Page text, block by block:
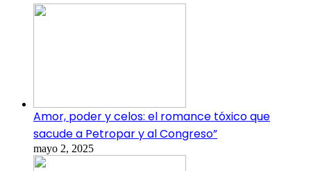
Amor, poder y celos: el romance tóxico que
sacude a Petropar y al Congreso”
mayo 2, 2025